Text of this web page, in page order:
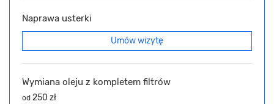
Naprawa usterki
Umów wizytę
Wymiana oleju z kompletem filtrów
od 250 zł